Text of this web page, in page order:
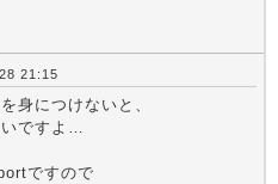
21:15
身につけないと、
いですよ…
ですので